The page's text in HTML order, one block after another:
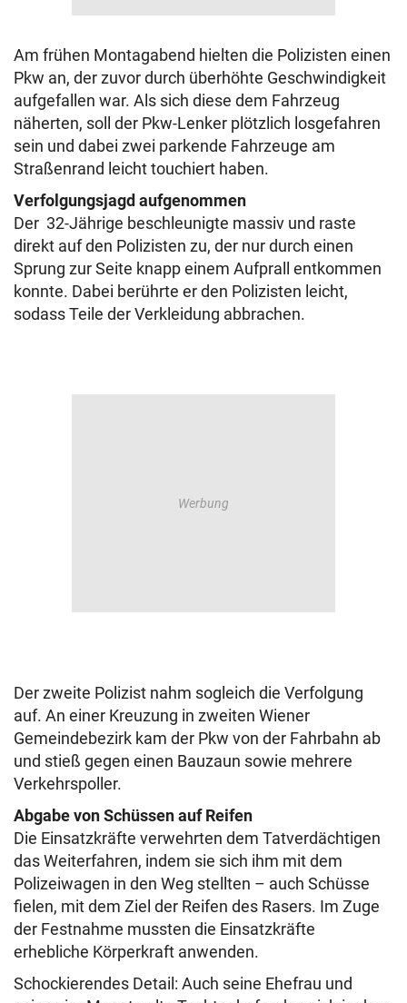
Am frühen Montagabend hielten die Polizisten einen
Pkw an, der zuvor durch überhöhte Geschwindigkeit
aufgefallen war. Als sich diese dem Fahrzeug
näherten, soll der Pkw-Lenker plötzlich losgefahren
sein und dabei zwei parkende Fahrzeuge am
Straßenrand leicht touchiert haben.
Verfolgungsjagd aufgenommen
Der 32-Jährige beschleunigte massiv und raste
direkt auf den Polizisten zu, der nur durch einen
Sprung zur Seite knapp einem Aufprall entkommen
konnte. Dabei berührte er den Polizisten leicht,
sodass Teile der Verkleidung abbrachen.
Der zweite Polizist nahm sogleich die Verfolgung
auf. An einer Kreuzung in zweiten Wiener
Gemeindebezirk kam der Pkw von der Fahrbahn ab
und stieß gegen einen Bauzaun sowie mehrere
Verkehrspoller.
Abgabe von Schüssen auf Reifen
Die Einsatzkräfte verwehrten dem Tatverdächtigen
das Weiterfahren, indem sie sich ihm mit dem
Polizeiwagen in den Weg stellten – auch Schüsse
fielen, mit dem Ziel der Reifen des Rasers. Im Zuge
der Festnahme mussten die Einsatzkräfte
erhebliche Körperkraft anwenden.
Schockierendes Detail: Auch seine Ehefrau und